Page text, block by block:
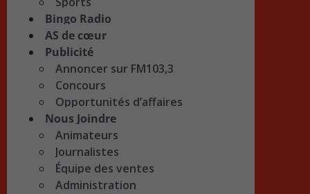
Bingo Radio
AS de cœur
Publicité
Annoncer sur FM103,3
Concours
Opportunités d’affaires
Nous Joindre
Animateurs
Journalistes
Équipe des ventes
Administration